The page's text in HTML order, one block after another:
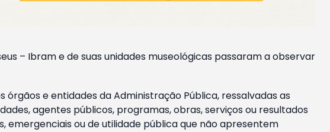
– Ibram e de suas unidades museológicas passaram a observar
e entidades da Administração Pública, ressalvadas as
agentes públicos, programas, obras, serviços ou resultados
ou de utilidade pública que não apresentem